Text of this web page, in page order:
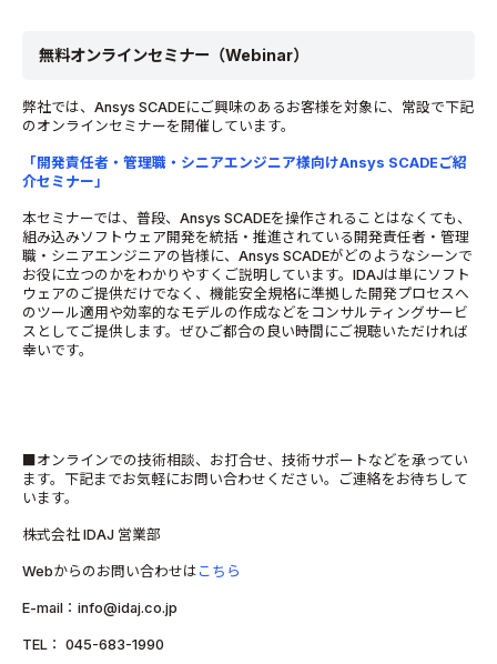
無料オンラインセミナー（Webinar）
弊社では、Ansys SCADEにご興味のあるお客様を対象に、常設で下記
のオンラインセミナーを開催しています。
「開発責任者・管理職・シニアエンジニア様向けAnsys SCADEご紹
介セミナー」
本セミナーでは、普段、Ansys SCADEを操作されることはなくても、
組み込みソフトウェア開発を統括・推進されている開発責任者・管理
職・シニアエンジニアの皆様に、Ansys SCADEがどのようなシーンで
お役に立つのかをわかりやすくご説明しています。IDAJは単にソフト
ウェアのご提供だけでなく、機能安全規格に準拠した開発プロセスへ
のツール適用や効率的なモデルの作成などをコンサルティングサービ
スとしてご提供します。ぜひご都合の良い時間にご視聴いただければ
幸いです。
■オンラインでの技術相談、お打合せ、技術サポートなどを承ってい
ます。下記までお気軽にお問い合わせください。ご連絡をお待ちして
います。
株式会社 IDAJ 営業部
Webからのお問い合わせは こちら
E-mail：info@idaj.co.jp
TEL： 045-683-1990